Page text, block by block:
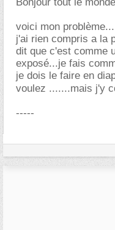
voici mon
j'ai rien compris a la
dit que c'est comme
exposé...je fais
je dois le faire en
voulez .......mais j'y
-----